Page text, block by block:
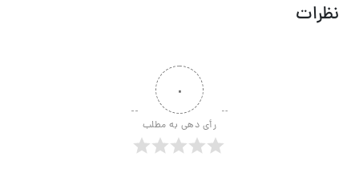
نظرات
۰
رأی دهی به مطلب